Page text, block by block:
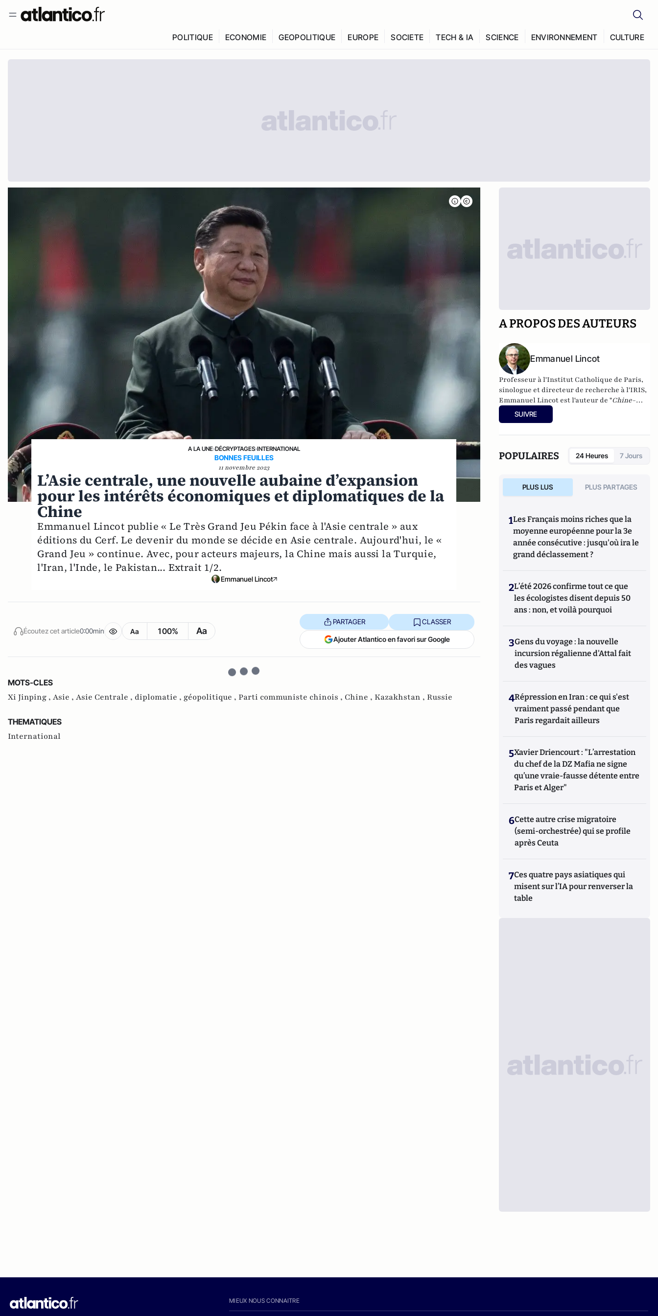
POLITIQUE ECONOMIE GEOPOLITIQUE EUROPE SOCIETE TECH & IA SCIENCE ENVIRONNEMENT CULTURE
A LA UNE›DÉCRYPTAGES›INTERNATIONAL
BONNES FEUILLES
11 novembre 2023
L’Asie centrale, une nouvelle aubaine d’expansion
pour les intérêts économiques et diplomatiques de la
Chine
Emmanuel Lincot publie « Le Très Grand Jeu Pékin face à l'Asie centrale » aux
éditions du Cerf. Le devenir du monde se décide en Asie centrale. Aujourd'hui, le «
Grand Jeu » continue. Avec, pour acteurs majeurs, la Chine mais aussi la Turquie,
l'Iran, l'Inde, le Pakistan... Extrait 1/2.
Emmanuel Lincot
Écoutez cet article0:00min Aa 100% Aa
PARTAGER CLASSER
Ajouter Atlantico en favori sur Google
MOTS-CLES
Xi Jinping , Asie , Asie Centrale , diplomatie , géopolitique , Parti communiste chinois , Chine , Kazakhstan , Russie
THEMATIQUES
International
A PROPOS DES AUTEURS
Emmanuel Lincot
Professeur à l'Institut Catholique de Paris,
sinologue et directeur de recherche à l'IRIS,
Emmanuel Lincot est l'auteur de "Chine-
Inde. La guerre des mondes
Cerf (à paraître le 27 février).
SUIVRE
POPULAIRES 24 Heures 7 Jours
PLUS LUS PLUS PARTAGES
1Les Français moins riches que la
moyenne européenne pour la 3e
année consécutive : jusqu'où ira le
grand déclassement ?
2L’été 2026 confirme tout ce que
les écologistes disent depuis 50
ans : non, et voilà pourquoi
3Gens du voyage : la nouvelle
incursion régalienne d'Attal fait
des vagues
4Répression en Iran : ce qui s'est
vraiment passé pendant que
Paris regardait ailleurs
5Xavier Driencourt : "L’arrestation
du chef de la DZ Mafia ne signe
qu’une vraie-fausse détente entre
Paris et Alger"
6Cette autre crise migratoire
(semi-orchestrée) qui se profile
après Ceuta
7Ces quatre pays asiatiques qui
misent sur l’IA pour renverser la
table
MIEUX NOUS CONNAITRE